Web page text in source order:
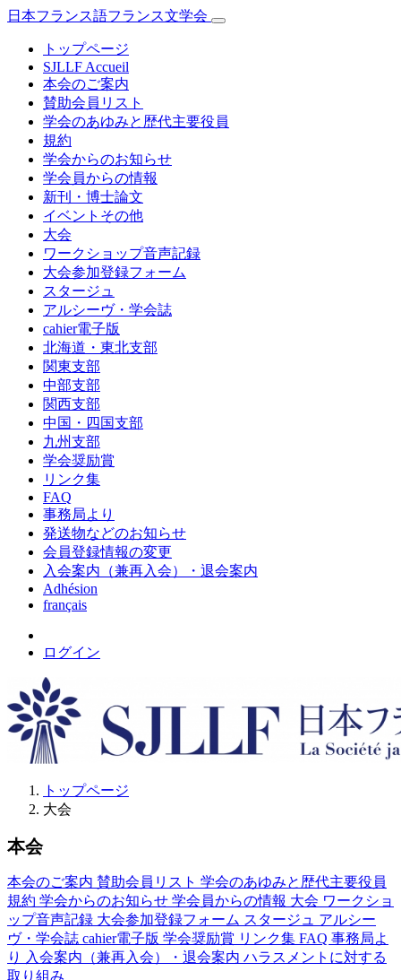
日本フランス語フランス文学会
トップページ
SJLLF Accueil
本会のご案内
賛助会員リスト
学会のあゆみと歴代主要役員
規約
学会からのお知らせ
学会員からの情報
新刊・博士論文
イベントその他
大会
ワークショップ音声記録
大会参加登録フォーム
スタージュ
アルシーヴ・学会誌
cahier電子版
北海道・東北支部
関東支部
中部支部
関西支部
中国・四国支部
九州支部
学会奨励賞
リンク集
FAQ
事務局より
発送物などのお知らせ
会員登録情報の変更
入会案内（兼再入会）・退会案内
Adhésion
français
ログイン
トップページ
大会
本会
本会のご案内 賛助会員リスト 学会のあゆみと歴代主要役員
規約 学会からのお知らせ 学会員からの情報 大会 ワークショ
ップ音声記録 大会参加登録フォーム スタージュ アルシー
ヴ・学会誌 cahier電子版 学会奨励賞 リンク集 FAQ 事務局よ
り
入会案内（兼再入会）・退会案内 ハラスメントに対する
取り組み